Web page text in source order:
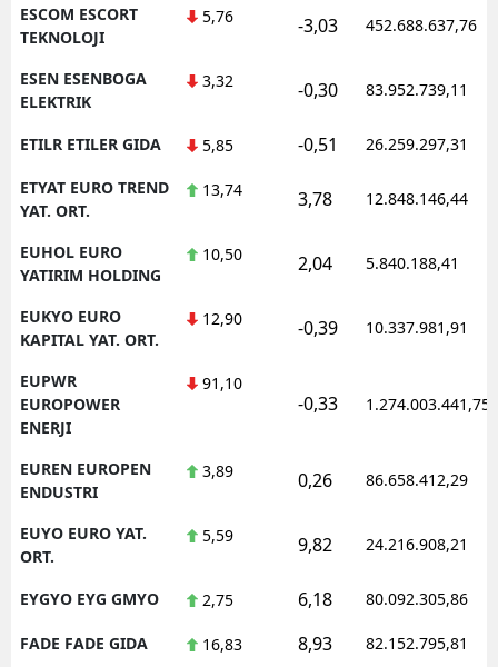
ESCOM ESCORT
TEKNOLOJI
5,76 -3,03 452.688.637,76
ESEN ESENBOGA
ELEKTRIK
3,32 -0,30 83.952.739,11
ETILR ETILER GIDA 5,85 -0,51 26.259.297,31
ETYAT EURO TREND
YAT. ORT.
13,74 3,78 12.848.146,44
EUHOL EURO
YATIRIM HOLDING
10,50 2,04 5.840.188,41
EUKYO EURO
KAPITAL YAT. ORT.
12,90 -0,39 10.337.981,91
EUPWR
EUROPOWER
ENERJI
91,10
-0,33 1.274.003.441,75
EUREN EUROPEN
ENDUSTRI
3,89 0,26 86.658.412,29
EUYO EURO YAT.
ORT.
5,59 9,82 24.216.908,21
EYGYO EYG GMYO 2,75 6,18 80.092.305,86
FADE FADE GIDA 16,83 8,93 82.152.795,81